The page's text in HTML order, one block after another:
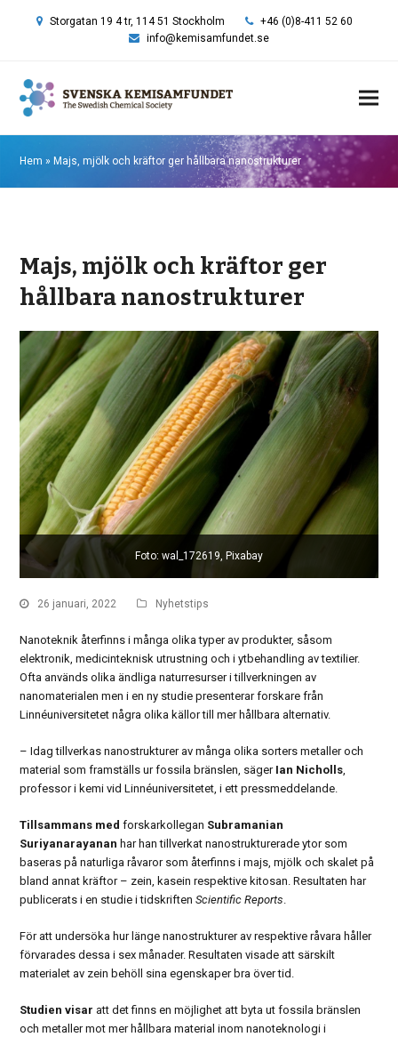
Storgatan 19 4 tr, 114 51 Stockholm
+46 (0)8-411 52 60
info@kemisamfundet.se
Hem » Majs, mjölk och kräftor ger hållbara nanostrukturer
Majs, mjölk och kräftor ger
hållbara nanostrukturer
Foto: wal_172619, Pixabay
26 januari, 2022 Nyhetstips
Nanoteknik återfinns i många olika typer av produkter, såsom
elektronik, medicinteknisk utrustning och i ytbehandling av textilier.
Ofta används olika ändliga naturresurser i tillverkningen av
nanomaterialen men i en ny studie presenterar forskare från
Linnéuniversitetet några olika källor till mer hållbara alternativ.
– Idag tillverkas nanostrukturer av många olika sorters metaller och
material som framställs ur fossila bränslen, säger Ian Nicholls,
professor i kemi vid Linnéuniversitetet, i ett pressmeddelande.
Tillsammans med forskarkollegan Subramanian
Suriyanarayanan har han tillverkat nanostrukturerade ytor som
baseras på naturliga råvaror som återfinns i majs, mjölk och skalet på
bland annat kräftor – zein, kasein respektive kitosan. Resultaten har
publicerats i en studie i tidskriftenScientific Reports.
För att undersöka hur länge nanostrukturer av respektive råvara håller
förvarades dessa i sex månader. Resultaten visade att särskilt
materialet av zein behöll sina egenskaper bra över tid.
Studien visar att det finns en möjlighet att byta ut fossila bränslen
och metaller mot mer hållbara material inom nanoteknologi i